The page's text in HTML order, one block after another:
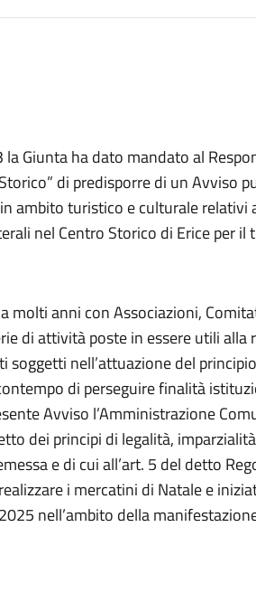
Giunta ha dato mandato al
di predisporre di un Avviso
ambito turistico e culturale relativi
nel Centro Storico di Erice per
molti anni con Associazioni,
di attività poste in essere utili
nell’attuazione del
di perseguire finalità
Avviso l’Amministrazione
dei principi di legalità,
e di cui all’art. 5 del detto
i mercatini di Natale e
nell’ambito della